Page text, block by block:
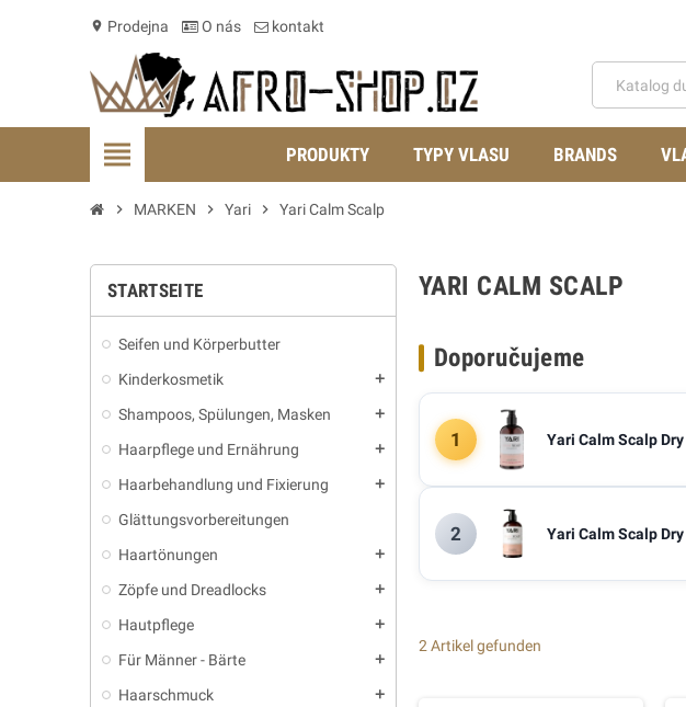
location_on Prodejna O nás kontakt
view_headline PRODUKTY TYPY VLASU BRANDS
chevron_right MARKEN chevron_right Yari chevron_right Yari Calm Scalp
STARTSEITE
Seifen und Körperbutter
Kinderkosmetik
add
Shampoos, Spülungen, Masken add
Haarpflege und Ernährung add
Haarbehandlung und Fixierung add
Glättungsvorbereitungen
Haartönungen
add
Zöpfe und Dreadlocks add
Hautpflege add
Für Männer - Bärte add
Haarschmuck add
YARI CALM SCALP
Doporučujeme
1 Yari Calm Scalp
2 Yari Calm Scalp
2 Artikel gefunden